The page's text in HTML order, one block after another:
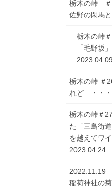
栃木の峠
佐野の閑馬
栃木の峠
「毛野坂
2023.04.09
栃木の峠 ＃
れど ・・
栃木の峠＃
た「三島街
を越えてワ
2023.04.24
2022.11.19
稲荷神社の